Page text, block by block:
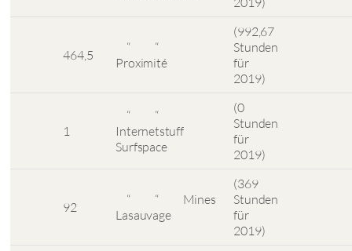
464,5
“ “
Proximité
(992,67
Stunden
für
2019)
1
“ “
Internetstuff
Surfspace
(0
Stunden
für
2019)
92
“ “ Mines
Lasauvage
(369
Stunden
für
2019)